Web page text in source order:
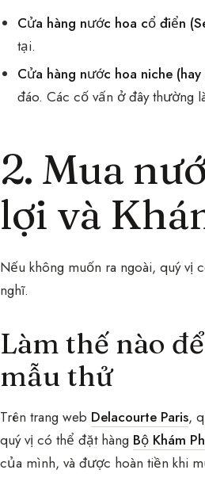
Cửa hàng nước hoa cổ điển
tại.
Cửa hàng nước hoa niche
đáo. Các cố vấn ở đây thường
2. Mua
lợi và
Nếu không muốn ra ngoài, quý vị
nghĩ.
Làm thế nào
mẫu thử
Trên trang web Delacourte Paris,
quý vị có thể đặt hàng Bộ Khám
của mình, và được hoàn tiền khi